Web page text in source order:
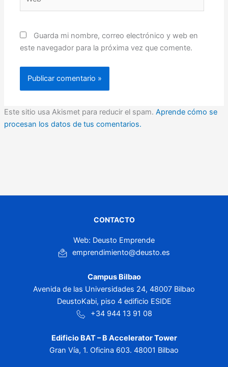
Guarda mi nombre, correo electrónico y web en
este navegador para la próxima vez que comente.
Este sitio usa Akismet para reducir el spam. Aprende cómo se
procesan los datos de tus comentarios.
CONTACTO
Web: Deusto Emprende
emprendimiento@deusto.es
Campus Bilbao
Avenida de las Universidades 24, 48007 Bilbao
DeustoKabi, piso 4 edificio ESIDE
+34 944 13 91 08
Edificio BAT – B Accelerator Tower
Gran Vía, 1. Oficina 603. 48001 Bilbao